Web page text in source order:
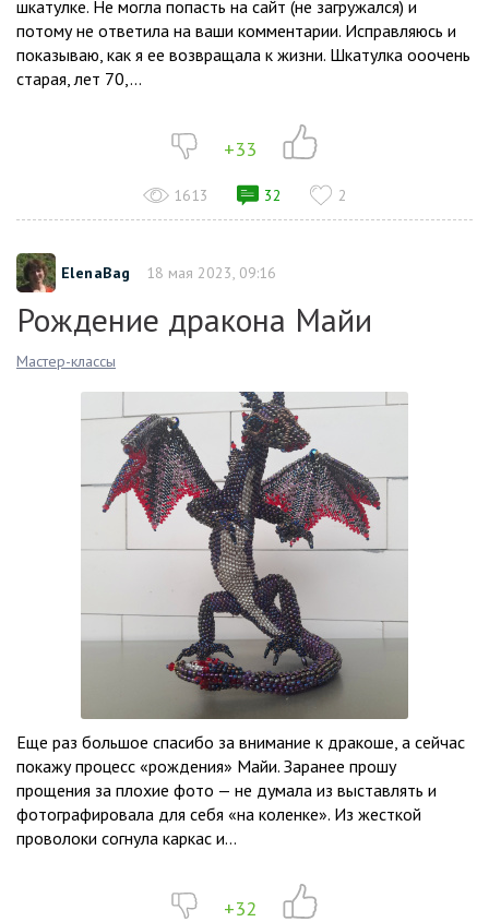
шкатулке. Не могла попасть на сайт (не загружался) и
потому не ответила на ваши комментарии. Исправляюсь и
показываю, как я ее возвращала к жизни. Шкатулка ооочень
старая, лет 70,...
+33
1613 32 2
ElenaBag 18 мая 2023, 09:16
Рождение дракона Майи
Мастер-классы
Еще раз большое спасибо за внимание к дракоше, а сейчас
покажу процесс «рождения» Майи. Заранее прошу
прощения за плохие фото — не думала из выставлять и
фотографировала для себя «на коленке». Из жесткой
проволоки согнула каркас и...
+32